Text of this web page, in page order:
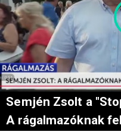
Semjén Zsolt a
A rágalmazóknak